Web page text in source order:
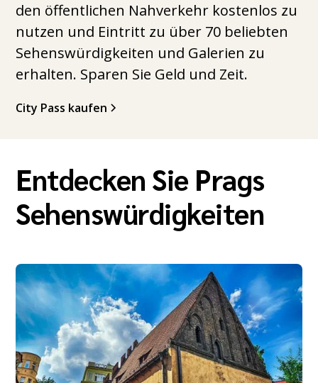
den öffentlichen Nahverkehr kostenlos zu
nutzen und Eintritt zu über 70 beliebten
Sehenswürdigkeiten und Galerien zu
erhalten. Sparen Sie Geld und Zeit.
City Pass kaufen
Entdecken Sie Prags
Sehenswürdigkeiten